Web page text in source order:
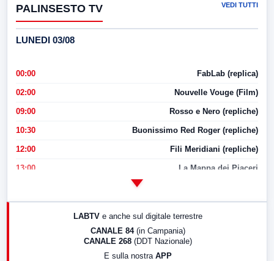
PALINSESTO TV VEDI TUTTI
LUNEDI 03/08
00:00 FabLab (replica)
02:00 Nouvelle Vouge (Film)
09:00 Rosso e Nero (repliche)
10:30 Buonissimo Red Roger (repliche)
12:00 Fili Meridiani (repliche)
13:00 La Mappa dei Piaceri
17:00 LabNews (replica)
LABTV e anche sul digitale terrestre
CANALE 84 (in Campania)
CANALE 268 (DDT Nazionale)
E sulla nostra APP